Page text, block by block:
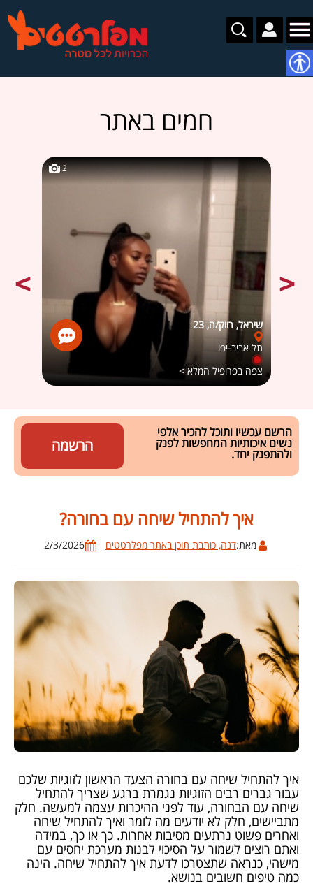
חמים באתר
2
שיראל, רווק/ה, 23
תל אביב-יפו
צפה בפרופיל המלא >
הרשמה
הרשם עכשיו ותוכל להכיר אלפי
נשים איכותיות המחפשות לפנק
ולהתפנק יחד.
איך להתחיל שיחה עם בחורה?
מאת:דנה, כותבת תוכן באתר מפלרטטים 2/3/2026
איך להתחיל שיחה עם בחורה הצעד הראשון לזוגיות שלכם
עבור גברים רבים הזוגיות נגמרת ברגע שצריך להתחיל
שיחה עם הבחורה, עוד לפני ההיכרות עצמה למעשה. חלק
מתביישים, חלק לא יודעים מה לומר ואיך להתחיל שיחה
ואחרים פשוט נרתעים מסיבות אחרות. כך או כך, במידה
ואתם רוצים לשמור על הסיכוי לבנות מערכת יחסים עם
מישהי, כנראה שתצטרכו לדעת איך להתחיל שיחה. הינה
כמה טיפים חשובים בנושא.